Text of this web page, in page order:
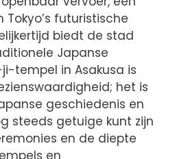
futuristische
biedt de stad
Japanse
tempel in Asakusa is
het is
geschiedenis en
steeds getuige kunt zijn
en de diepte
en